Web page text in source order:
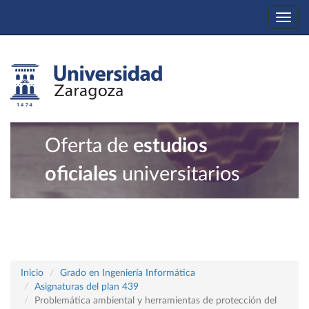
Oferta de estudios
oficiales universitarios
Inicio
Grado en Ingeniería Informática
Asignaturas del plan 439
Problemática ambiental y herramientas de protección del